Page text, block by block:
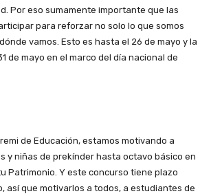
Por eso sumamente importante que las
para reforzar no solo lo que somos
vamos. Esto es hasta el 26 de mayo y la
de mayo en el marco del día nacional de
de Educación, estamos motivando a
y niñas de prekínder hasta octavo básico en
Patrimonio. Y este concurso tiene plazo
así que motivarlos a todos, a estudiantes de